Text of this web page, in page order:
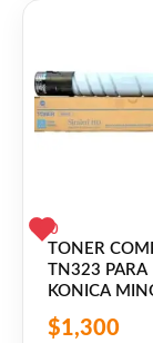
0
TONER
TN323 PARA
KONICA
367
$1,300